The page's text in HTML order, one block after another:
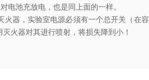
电池充放电，也是同上面的一样。
器，实验室电源必须有一个总开关（在
火器对其进行喷射，将损失降到小！